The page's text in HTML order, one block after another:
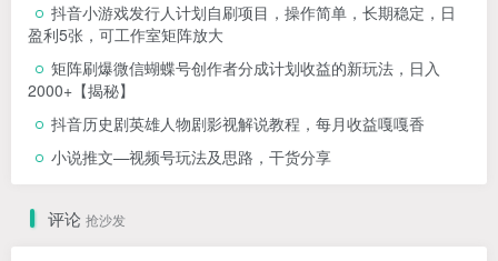
抖音小游戏发行人计划自刷项目，操作简单，长期稳定，日
盈利5张，可工作室矩阵放大
矩阵刷爆微信蝴蝶号创作者分成计划收益的新玩法，日入
2000+【揭秘】
抖音历史剧英雄人物剧影视解说教程，每月收益嘎嘎香
小说推文—视频号玩法及思路，干货分享
评论 抢沙发